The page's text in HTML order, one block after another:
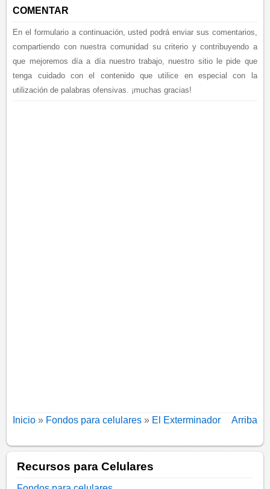
COMENTAR
En el formulario a continuación, usted podrá enviar sus comentarios,
compartiendo con nuestra comunidad su criterio y contribuyendo a
que mejoremos día a día nuestro trabajo, nuestro sitio le pide que
tenga cuidado con el contenido que utilice en especial con la
utilización de palabras ofensivas. ¡muchas gracias!
Inicio » Fondos para celulares » El Exterminador Arriba
Recursos para Celulares